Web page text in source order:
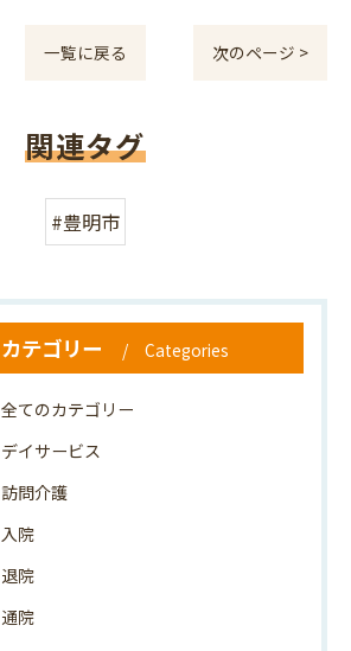
一覧に戻る 次のページ >
関連タグ
#豊明市
カテゴリー Categories
全てのカテゴリー
デイサービス
訪問介護
入院
退院
通院